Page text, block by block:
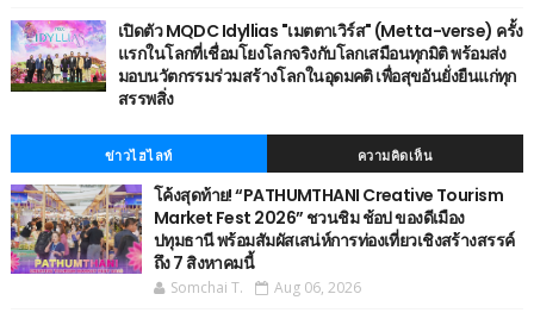
เปิดตัว MQDC Idyllias "เมตตาเวิร์ส" (Metta-verse) ครั้ง
แรกในโลกที่เชื่อมโยงโลกจริงกับโลกเสมือนทุกมิติ พร้อมส่ง
มอบนวัตกรรมร่วมสร้างโลกในอุดมคติ เพื่อสุขอันยั่งยืนแก่ทุก
สรรพสิ่ง
ข่าวไฮไลท์ ความคิดเห็น
โค้งสุดท้าย! “PATHUMTHANI Creative Tourism
Market Fest 2026” ชวนชิม ช้อป ของดีเมือง
ปทุมธานี พร้อมสัมผัสเสน่ห์การท่องเที่ยวเชิงสร้างสรรค์
ถึง 7 สิงหาคมนี้
Somchai T. Aug 06, 2026